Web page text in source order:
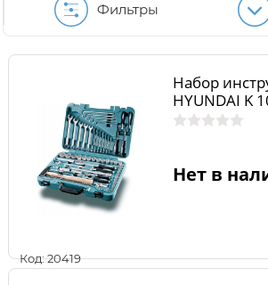
Фильтры
Код: 20419
Набор
HYUNDAI K
Нет в